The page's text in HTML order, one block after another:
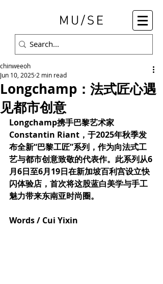
Longchamp：法式匠心遇
见都市创意
chinweeoh
Jun 10, 2025 2 min read
Longchamp携手巴黎艺术家
Constantin Riant，于2025年秋季发
布全新“巴黎工匠”系列，作为向法式工
艺与都市创意致敬的代表作。此系列从6
月6日至6月19日在新加坡百利宫设立快
闪体验店，首次将这股蓝白美学与手工
魅力带来东南亚时尚圈。
Words / Cui Yixin